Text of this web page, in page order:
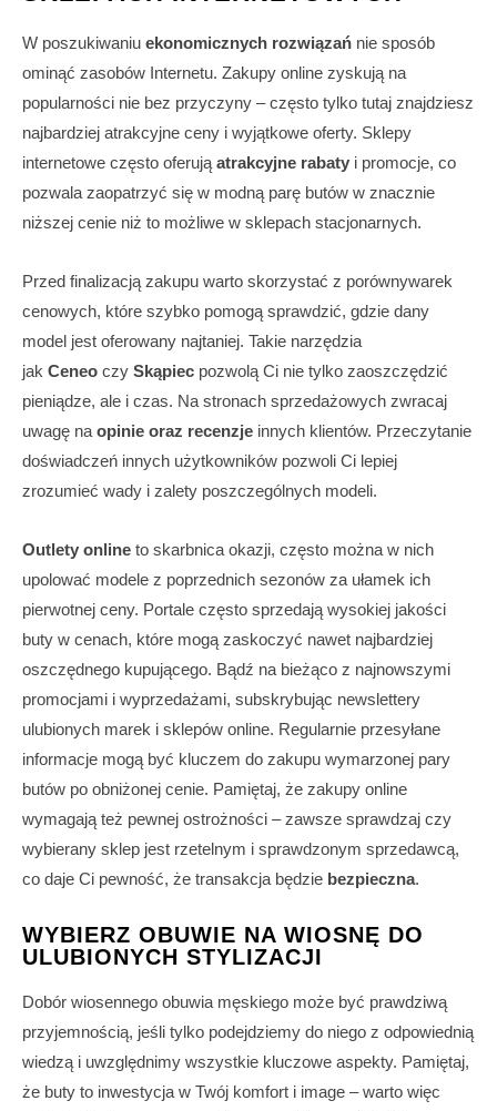
W poszukiwaniu ekonomicznych rozwiązań nie sposób
ominąć zasobów Internetu. Zakupy online zyskują na
popularności nie bez przyczyny – często tylko tutaj znajdziesz
najbardziej atrakcyjne ceny i wyjątkowe oferty. Sklepy
internetowe często oferują atrakcyjne rabaty i promocje, co
pozwala zaopatrzyć się w modną parę butów w znacznie
niższej cenie niż to możliwe w sklepach stacjonarnych.
Przed finalizacją zakupu warto skorzystać z porównywarek
cenowych, które szybko pomogą sprawdzić, gdzie dany
model jest oferowany najtaniej. Takie narzędzia
jak Ceneo czy Skąpiec pozwolą Ci nie tylko zaoszczędzić
pieniądze, ale i czas. Na stronach sprzedażowych zwracaj
uwagę na opinie oraz recenzje innych klientów. Przeczytanie
doświadczeń innych użytkowników pozwoli Ci lepiej
zrozumieć wady i zalety poszczególnych modeli.
Outlety online to skarbnica okazji, często można w nich
upolować modele z poprzednich sezonów za ułamek ich
pierwotnej ceny. Portale często sprzedają wysokiej jakości
buty w cenach, które mogą zaskoczyć nawet najbardziej
oszczędnego kupującego. Bądź na bieżąco z najnowszymi
promocjami i wyprzedażami, subskrybując newslettery
ulubionych marek i sklepów online. Regularnie przesyłane
informacje mogą być kluczem do zakupu wymarzonej pary
butów po obniżonej cenie. Pamiętaj, że zakupy online
wymagają też pewnej ostrożności – zawsze sprawdzaj czy
wybierany sklep jest rzetelnym i sprawdzonym sprzedawcą,
co daje Ci pewność, że transakcja będzie bezpieczna.
WYBIERZ OBUWIE NA WIOSNĘ DO
ULUBIONYCH STYLIZACJI
Dobór wiosennego obuwia męskiego może być prawdziwą
przyjemnością, jeśli tylko podejdziemy do niego z odpowiednią
wiedzą i uwzględnimy wszystkie kluczowe aspekty. Pamiętaj,
że buty to inwestycja w Twój komfort i image – warto więc